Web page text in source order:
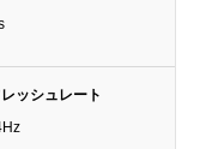
ッシュレート